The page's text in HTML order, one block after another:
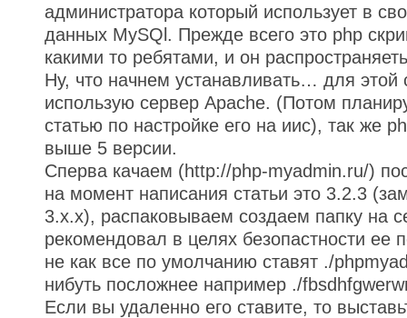
администратора который использует в
данных MySQl. Прежде всего это php
какими то ребятами, и он
Ну, что начнем устанавливать… для этой
использую сервер Apache. (Потом
статью по настройке его на иис), так же
выше 5 версии.
Сперва качаем (http://php-myadmin.ru/)
на момент написания статьи это 3.2.3
3.х.х), распаковываем создаем папку на
рекомендовал в целях безопастности ее
не как все по умолчанию ставят ./
нибуть посложнее например ./
Если вы удаленно его ставите, то